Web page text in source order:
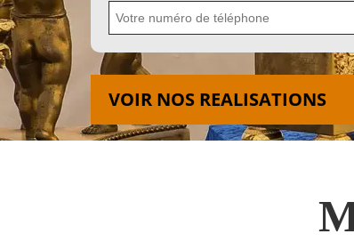
VOIR NOS REALISATIONS